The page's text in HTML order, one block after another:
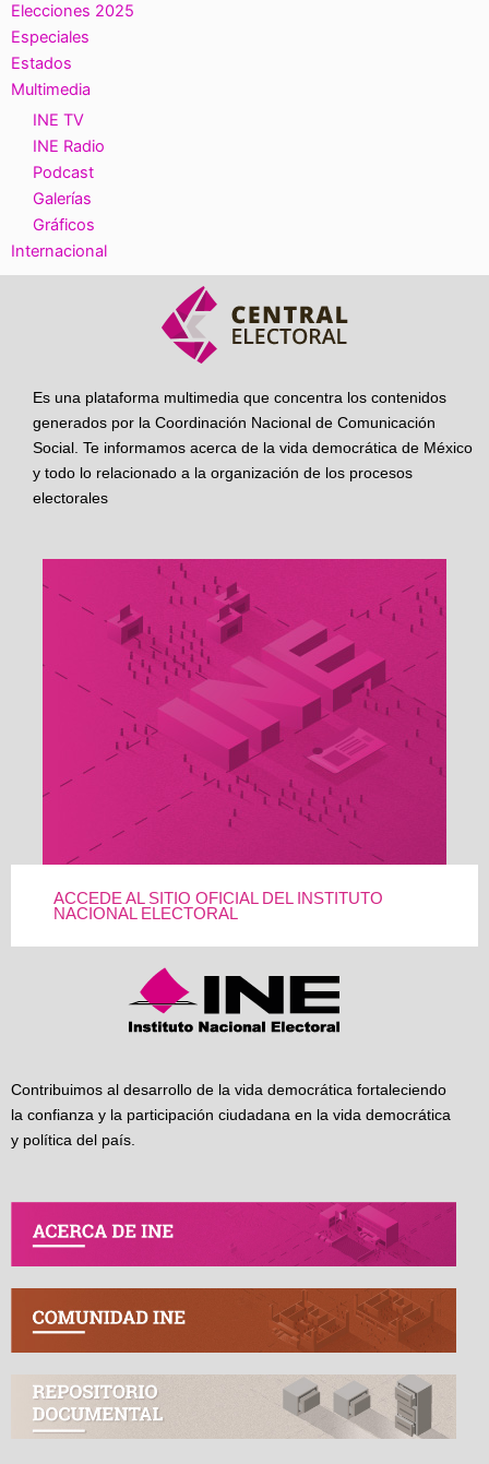
Elecciones 2025
Especiales
Estados
Multimedia
INE TV
INE Radio
Podcast
Galerías
Gráficos
Internacional
Es una plataforma multimedia que concentra los contenidos
generados por la Coordinación Nacional de Comunicación
Social. Te informamos acerca de la vida democrática de México
y todo lo relacionado a la organización de los procesos
electorales
ACCEDE AL SITIO OFICIAL DEL INSTITUTO
NACIONAL ELECTORAL
Contribuimos al desarrollo de la vida democrática fortaleciendo
la confianza y la participación ciudadana en la vida democrática
y política del país.